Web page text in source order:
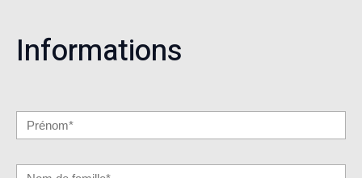
Informations